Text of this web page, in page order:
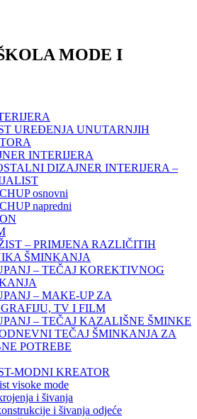
MODE I
UREĐENJA UNUTARNJIH
INTERIJERA
DIZAJNER INTERIJERA –
osnovni
napredni
– PRIMJENA RAZLIČITIH
ŠMINKANJA
– TEČAJ KOREKTIVNOG
– MAKE-UP ZA
TV I FILM
– TEČAJ KAZALIŠNE ŠMINKE
TEČAJ ŠMINKANJA ZA
POTREBE
MODNI KREATOR
visoke mode
i šivanja
i šivanja odjeće